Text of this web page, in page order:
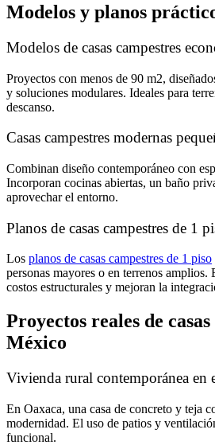
Modelos y planos
Modelos de casas campestres
Proyectos con menos de 90 m2,
y soluciones modulares. Ideales para
descanso.
Casas campestres modernas
Combinan diseño contemporáneo con
Incorporan cocinas abiertas, un baño
aprovechar el entorno.
Planos de casas campestres de 1
Los planos de casas campestres de 1 piso
personas mayores o en terrenos amplios.
costos estructurales y mejoran la
Proyectos reales de
México
Vivienda rural contemporánea en
En Oaxaca, una casa de concreto y teja
modernidad. El uso de patios y
funcional.